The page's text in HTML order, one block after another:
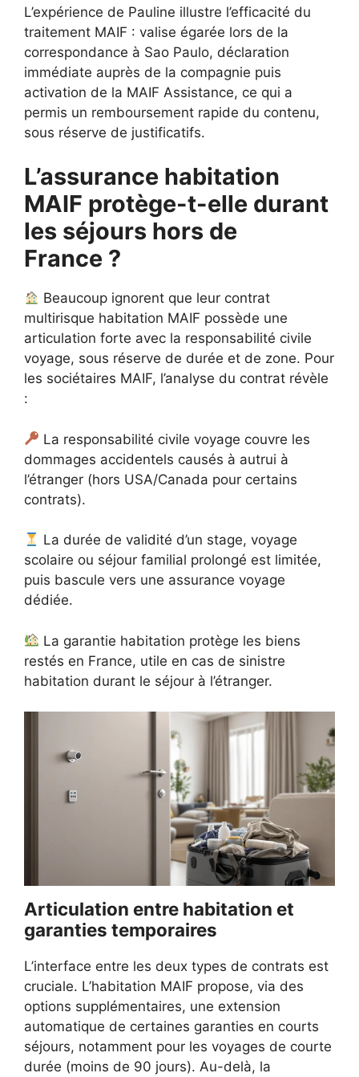
L’expérience de Pauline illustre l’efficacité du
traitement MAIF : valise égarée lors de la
correspondance à Sao Paulo, déclaration
immédiate auprès de la compagnie puis
activation de la MAIF Assistance, ce qui a
permis un remboursement rapide du contenu,
sous réserve de justificatifs.
L’assurance habitation
MAIF protège-t-elle durant
les séjours hors de
France ?
Beaucoup ignorent que leur contrat
multirisque habitation MAIF possède une
articulation forte avec la responsabilité civile
voyage, sous réserve de durée et de zone. Pour
les sociétaires MAIF, l’analyse du contrat révèle
:
La responsabilité civile voyage couvre les
dommages accidentels causés à autrui à
l’étranger (hors USA/Canada pour certains
contrats).
La durée de validité d’un stage, voyage
scolaire ou séjour familial prolongé est limitée,
puis bascule vers une assurance voyage
dédiée.
La garantie habitation protège les biens
restés en France, utile en cas de sinistre
habitation durant le séjour à l’étranger.
Articulation entre habitation et
garanties temporaires
L’interface entre les deux types de contrats est
cruciale. L’habitation MAIF propose, via des
options supplémentaires, une extension
automatique de certaines garanties en courts
séjours, notamment pour les voyages de courte
durée (moins de 90 jours). Au-delà, la